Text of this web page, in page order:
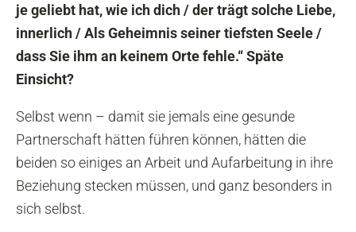
je geliebt hat, wie ich dich / der trägt solche Liebe,
innerlich / Als Geheimnis seiner tiefsten Seele /
dass Sie ihm an keinem Orte fehle.“ Späte
Einsicht?
Selbst wenn – damit sie jemals eine gesunde
Partnerschaft hätten führen können, hätten die
beiden so einiges an Arbeit und Aufarbeitung in ihre
Beziehung stecken müssen, und ganz besonders in
sich selbst.